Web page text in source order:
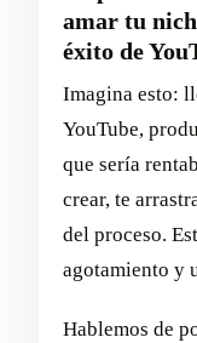
amar tu
éxito de
Imagina esto:
YouTube,
que sería
crear, te
del proceso.
agotamiento y
Hablemos de